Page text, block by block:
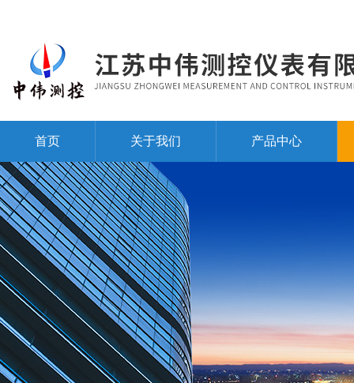
首页 关于我们 产品中心